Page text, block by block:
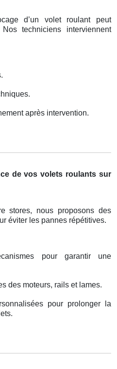
d’un volet roulant peut
techniciens interviennent
après intervention.
de vos volets roulants sur
stores, nous proposons des
éviter les pannes répétitives.
pour garantir une
des moteurs, rails et lames.
pour prolonger la